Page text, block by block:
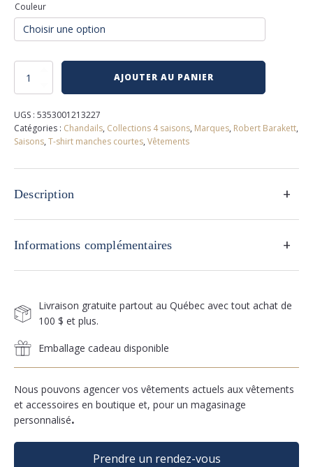
Couleur
quantité
shirt
manches
longues
barakett
AJOUTER AU PANIER
UGS : 5353001213227
Catégories : Chandails, Collections 4 saisons, Marques, Robert Barakett,
Saisons, T-shirt manches courtes, Vêtements
Description +
Informations complémentaires +
Livraison gratuite partout au Québec avec tout achat de
100 $ et plus.
Emballage cadeau disponible
Nous pouvons agencer vos vêtements actuels aux vêtements
et accessoires en boutique et, pour un magasinage
personnalisé.
Prendre un rendez-vous